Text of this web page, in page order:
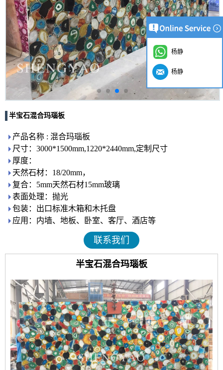
半宝石混合玛瑙板
产品名称 : 混合玛瑙板
尺寸：3000*1500mm,1220*2440mm,定制尺寸
厚度：
天然石材：18/20mm，
复合：5mm天然石材15mm玻璃
表面处理：抛光
包装：出口标准木箱和木托盘
应用：内墙、地板、卧室、客厅、酒店等
联系我们
半宝石混合玛瑙板
杨静
杨静